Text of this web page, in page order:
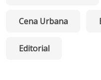
Cena Urbana
Editorial